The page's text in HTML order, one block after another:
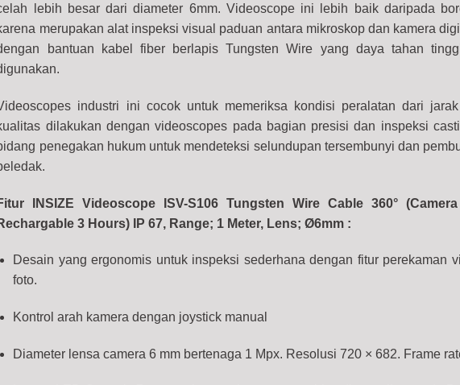
360° (Camera 1Mpx, USB Rechargable 3 Hours) IP 65, Range; 1 Meter, Lens; Ø6mm quantity
lebih besar dari diameter 6mm. Videoscope ini lebih baik daripada
merupakan alat inspeksi visual paduan antara mikroskop dan kamera
bantuan kabel fiber berlapis Tungsten Wire yang daya tahan
industri ini cocok untuk memeriksa kondisi peralatan dari
dilakukan dengan videoscopes pada bagian presisi dan inspeksi
penegakan hukum untuk mendeteksi selundupan tersembunyi dan
INSIZE Videoscope ISV-S106 Tungsten Wire Cable 360°
3 Hours) IP 67, Range; 1 Meter, Lens; Ø6mm :
Desain yang ergonomis untuk inspeksi sederhana dengan fitur perekaman
foto.
Kontrol arah kamera dengan joystick manual
Diameter lensa camera 6 mm bertenaga 1 Mpx. Resolusi 720 × 682. Frame